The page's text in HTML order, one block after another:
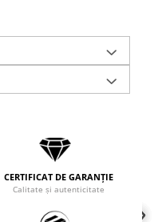
CERTIFICAT DE GARANȚIE
Calitate și autenticitate